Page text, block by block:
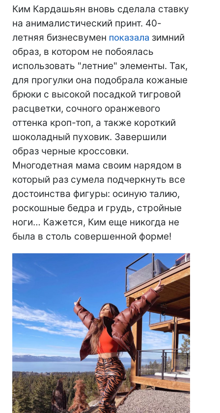
Ким Кардашьян вновь сделала ставку
на анималистический принт. 40-
летняя бизнесвумен показала зимний
образ, в котором не побоялась
использовать "летние" элементы. Так,
для прогулки она подобрала кожаные
брюки с высокой посадкой тигровой
расцветки, сочного оранжевого
оттенка кроп-топ, а также короткий
шоколадный пуховик. Завершили
образ черные кроссовки.
Многодетная мама своим нарядом в
который раз сумела подчеркнуть все
достоинства фигуры: осиную талию,
роскошные бедра и грудь, стройные
ноги… Кажется, Ким еще никогда не
была в столь совершенной форме!